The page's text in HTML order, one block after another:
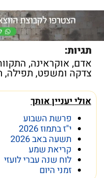
תגיות:
אדם, אוקראינה,
צדקה ומשפט, תפילה,
אולי יעניין אותך
פרשת השבוע
י"ז בתמוז 2026
תשעה באב 2026
קריאת שמע
לוח שנה עברי לועזי
זמני היום